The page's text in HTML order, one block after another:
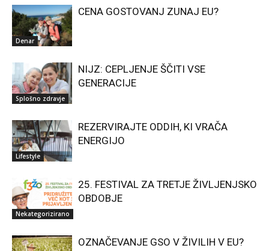
Denar
CENA GOSTOVANJ ZUNAJ EU?
Splošno zdravje
NIJZ: CEPLJENJE ŠČITI VSE
GENERACIJE
Lifestyle
REZERVIRAJTE ODDIH, KI VRAČA
ENERGIJO
Nekategorizirano
25. FESTIVAL ZA TRETJE ŽIVLJENJSKO
OBDOBJE
OZNAČEVANJE GSO V ŽIVILIH V EU?